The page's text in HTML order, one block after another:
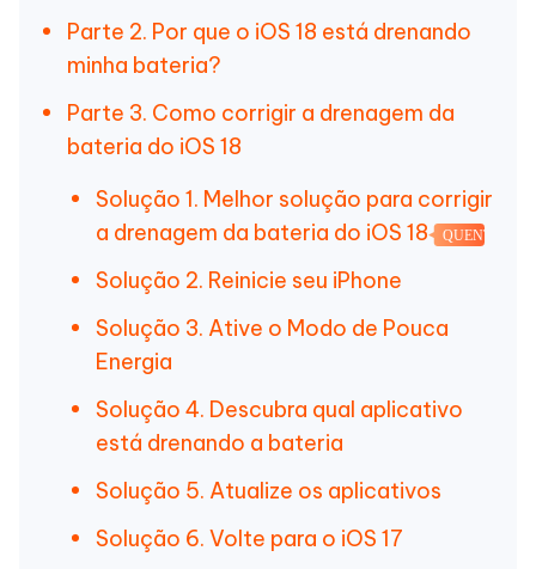
Parte 2. Por que o iOS 18 está drenando
minha bateria?
Parte 3. Como corrigir a drenagem da
bateria do iOS 18
Solução 1. Melhor solução para corrigir
a drenagem da bateria do iOS 18
QUENTE
Solução 2. Reinicie seu iPhone
Solução 3. Ative o Modo de Pouca
Energia
Solução 4. Descubra qual aplicativo
está drenando a bateria
Solução 5. Atualize os aplicativos
Solução 6. Volte para o iOS 17